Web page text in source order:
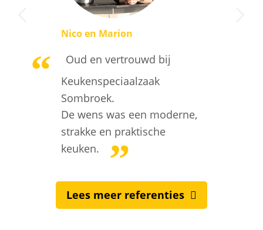
Oud en vertrouwd bij
Keukenspeciaalzaak
Sombroek.
De wens was een moderne,
strakke en praktische
keuken.
Nico en Marion
Volgende
Lees meer referenties